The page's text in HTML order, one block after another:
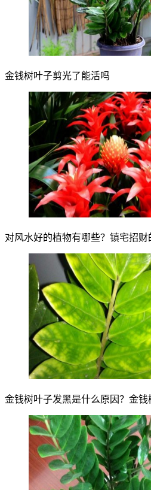
金钱树叶子剪光了能活吗
对风水好的植物有哪些？镇宅招
金钱树叶子发黑是什么原因？金钱